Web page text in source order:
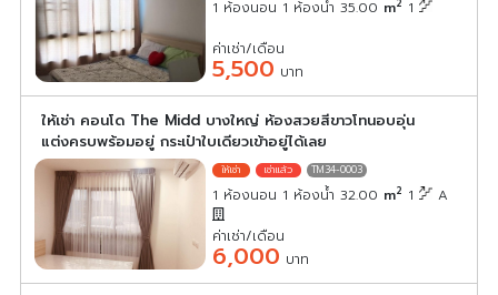
1 ห้องนอน 1 ห้องน้ำ 35.00 m2 1
ค่าเช่า/เดือน
5,500 บาท
ให้เช่า คอนโด The Midd บางใหญ่ ห้องสวยสีขาวโทนอบอุ่น
แต่งครบพร้อมอยู่ กระเป๋าใบเดียวเข้าอยู่ได้เลย
TM34-0003
1 ห้องนอน 1 ห้องน้ำ 32.00 m2 1 A
ค่าเช่า/เดือน
6,000 บาท